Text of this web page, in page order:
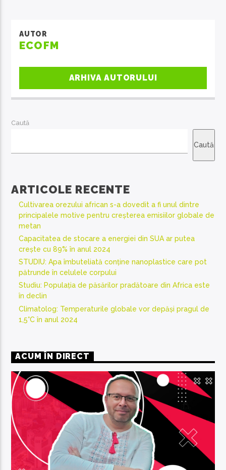
AUTOR
ECOFM
ARHIVA AUTORULUI
Caută
Caută
ARTICOLE RECENTE
Cultivarea orezului african s-a dovedit a fi unul dintre
principalele motive pentru creșterea emisiilor globale de
metan
Capacitatea de stocare a energiei din SUA ar putea
crește cu 89% în anul 2024
STUDIU: Apa îmbuteliată conține nanoplastice care pot
pătrunde în celulele corpului
Studiu: Populația de păsărilor pradătoare din Africa este
în declin
Climatolog: Temperaturile globale vor depăși pragul de
1,5°C în anul 2024
ACUM ÎN DIRECT